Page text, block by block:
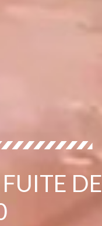
DE